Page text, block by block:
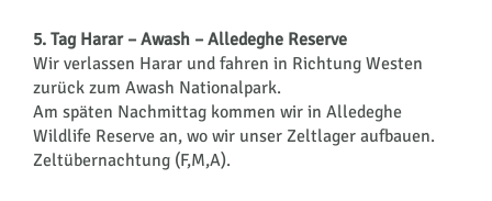
5. Tag Harar – Awash – Alledeghe Reserve
Wir verlassen Harar und fahren in Richtung Westen
zurück zum Awash Nationalpark.
Am späten Nachmittag kommen wir in Alledeghe
Wildlife Reserve an, wo wir unser Zeltlager aufbauen.
Zeltübernachtung (F,M,A).